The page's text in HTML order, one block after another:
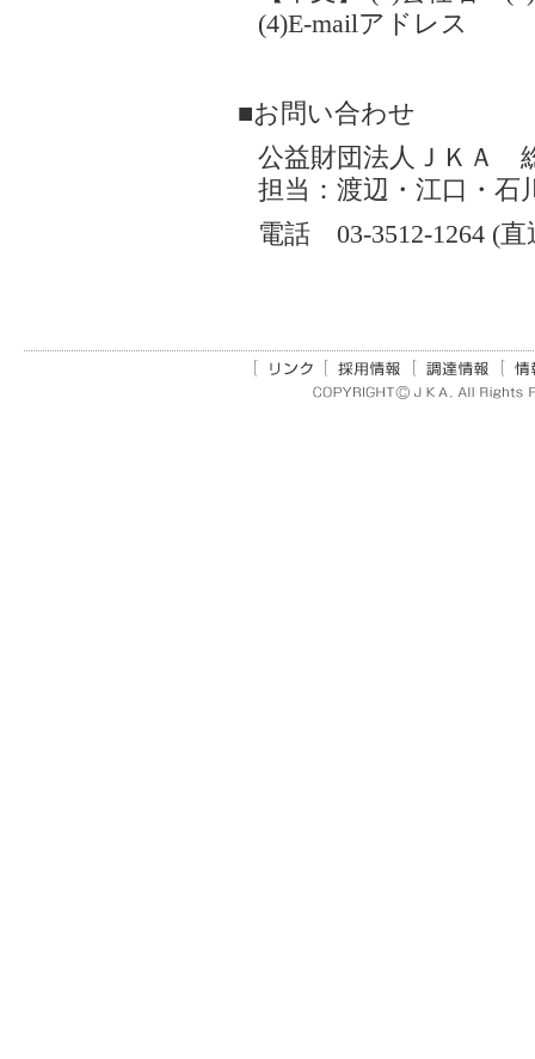
(4)E-mailアドレス
■お問い合わせ
公益財団法人ＪＫＡ
担当：渡辺・江口・石
電話 03-3512-1264 (直